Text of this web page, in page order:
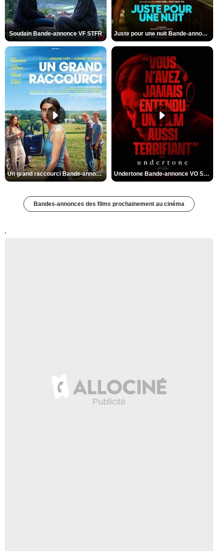
Soudain Bande-annonce VF STFR Juste pour une nuit Bande-annonce VO STFR
Un grand raccourci Bande-annonce VF Undertone Bande-annonce VO STFR
Bandes-annonces des films prochainement au cinéma
'